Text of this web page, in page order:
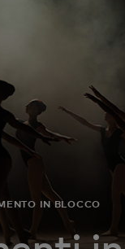
IN BLOCCO